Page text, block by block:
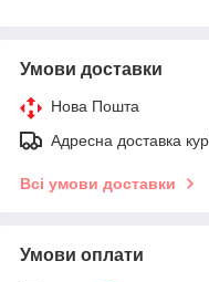
Умови доставки
Нова Пошта
Адресна доставка
Всі умови доставки
Умови оплати